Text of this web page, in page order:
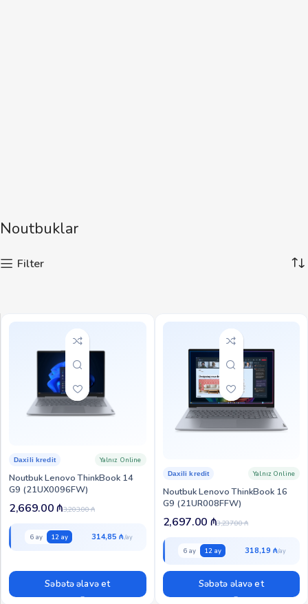
Noutbuklar
Filter
Noutbuk Lenovo ThinkBook 14
G9 (21UX0096FW)
Daxili kredit Yalnız Online
3,203.00₼
2,669.00₼
6 ay 12 ay 314,85 ₼
Səbətə əlavə et
Noutbuk Lenovo ThinkBook 16
G9 (21UR008FFW)
Daxili kredit Yalnız Online
3,237.00₼
2,697.00 ₼
6 ay 12 ay 318,19 ₼
Səbətə əlavə et